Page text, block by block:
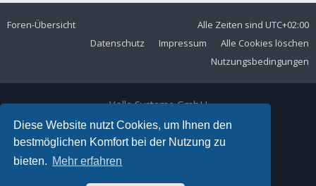
Diese Website nutzt Cookies, um Ihnen den
bestmöglichen Komfort bei der Nutzung zu
bieten. Mehr erfahren
Foren-Übersicht Alle Zeiten sind UTC+02:00
Alle Cookies löschen
Impressum
Datenschutz
Nutzungsbedingungen
Volla Systeme GmbH
Kölner Straße 102
42897 Remscheid
Telefon:+49 2191 59897 61
E-Mail: